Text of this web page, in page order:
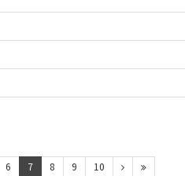
6 7 8 9 10